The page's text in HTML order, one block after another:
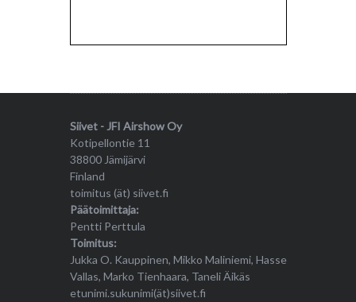
Siivet - JFI Airshow Oy
Kotipellontie 11
38800 Jämijärvi
Finland
toimitus (ät) siivet.fi
Päätoimittaja:
Pentti Perttula
Toimitus:
Jukka O. Kauppinen, Mikko Maliniemi, Hasse
Vallas, Marko Tienhaara, Taneli Äikäs
etunimi.sukunimi(ät)siivet.fi